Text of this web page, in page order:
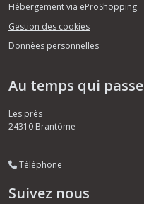
Hébergement via eProShopping
Gestion des cookies
Données personnelles
Au temps qui passe
Les près
24310 Brantôme
Téléphone
Suivez nous